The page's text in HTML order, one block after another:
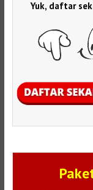
Yuk, daftar